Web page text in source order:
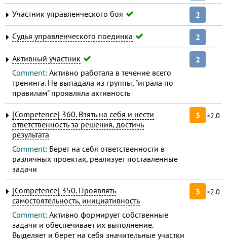
Участник управленческого боя 2
Судья управленческого поединка 2
Активный участник
Comment: Активно работала в течение всего
тренинга. Не выпадала из группы, "играла по
правилам" проявляла активность
2
[Competence] 360. Взять на себя и нести
ответственность за решения, достичь
результата
Comment: Берет на себя ответственности в
различных проектах, реализует поставленные
задачи
3 ×2.0
[Competence] 350. Проявлять
самостоятельность, инициативность
Comment: Активно формирует собственные
задачи и обеспечивает их выполнение.
Выделяет и берет на себя значительные участки
3 ×2.0